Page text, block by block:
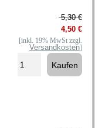
5,30 €
4,50 €
[inkl. 19% MwSt zzgl.
Versandkosten]